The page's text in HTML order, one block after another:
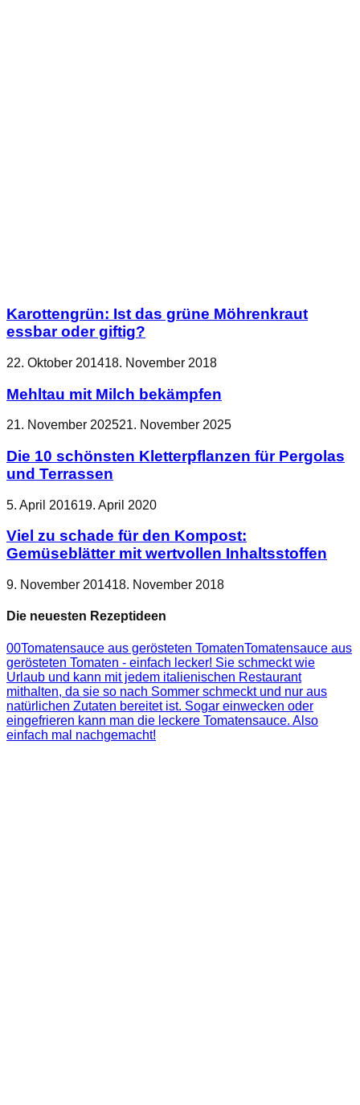
Karottengrün: Ist das grüne Möhrenkraut
essbar oder giftig?
22. Oktober 201418. November 2018
Mehltau mit Milch bekämpfen
21. November 202521. November 2025
Die 10 schönsten Kletterpflanzen für Pergolas
und Terrassen
5. April 201619. April 2020
Viel zu schade für den Kompost:
Gemüseblätter mit wertvollen Inhaltsstoffen
9. November 201418. November 2018
Die neuesten Rezeptideen
00Tomatensauce aus gerösteten TomatenTomatensauce aus
gerösteten Tomaten - einfach lecker! Sie schmeckt wie
Urlaub und kann mit jedem italienischen Restaurant
mithalten, da sie so nach Sommer schmeckt und nur aus
natürlichen Zutaten bereitet ist. Sogar einwecken oder
eingefrieren kann man die leckere Tomatensauce. Also
einfach mal nachgemacht!